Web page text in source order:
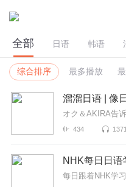
全部 日语 韩语
综合排序 最多播放
溜溜日语 | 像
オク＆AKIRA告
434
NHK每日日语
每日跟着NHK学